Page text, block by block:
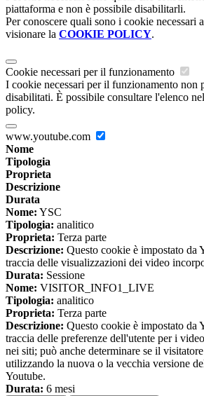
piattaforma e non è possibile disabilitarli.
Per conoscere quali sono i cookie necessari
visionare la COOKIE POLICY.
Cookie necessari per il funzionamento
I cookie necessari per il funzionamento non
disabilitati. È possibile consultare l'elenco
policy.
www.youtube.com
Nome
Tipologia
Proprieta
Descrizione
Durata
Nome: YSC
Tipologia: analitico
Proprieta: Terza parte
Descrizione: Questo cookie è impostato da
traccia delle visualizzazioni dei video
Durata: Sessione
Nome: VISITOR_INFO1_LIVE
Tipologia: analitico
Proprieta: Terza parte
Descrizione: Questo cookie è impostato da
traccia delle preferenze dell'utente per i
nei siti; può anche determinare se il
utilizzando la nuova o la vecchia versione
Youtube.
Durata: 6 mesi